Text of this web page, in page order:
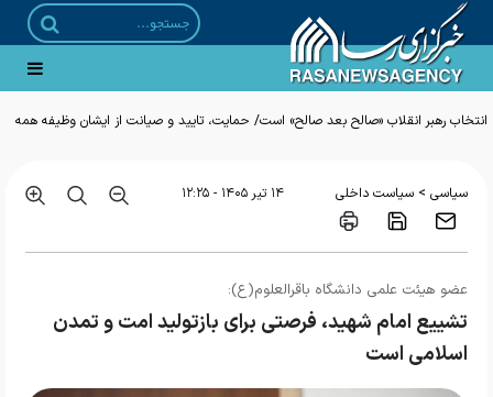
انتخاب رهبر انقلاب «صالح بعد صالح» است/ حمایت، تایید و صیانت از ایشان وظیفه همه
سیاسی > سیاست داخلی ۱۴ تير ۱۴۰۵ - ۱۲:۲۵
عضو هیئت علمی دانشگاه باقرالعلوم(ع):
تشییع امام شهید، فرصتی برای بازتولید امت و تمدن
اسلامی است